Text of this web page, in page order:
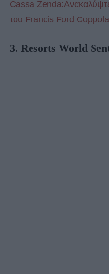
Cassa
του Francis Ford
3. Resorts World